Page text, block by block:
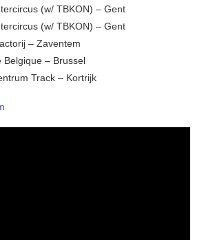
(w/ TBKON) – Gent
(w/ TBKON) – Gent
– Zaventem
Belgique – Brussel
Track – Kortrijk